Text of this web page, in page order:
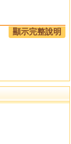
顯示完整說明